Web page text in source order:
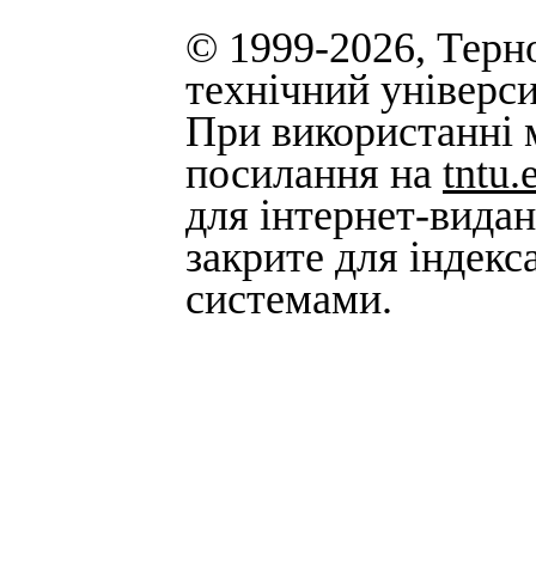
© 1999-2026,
технічний
При використанні
посилання на
для інтернет-
закрите для
системами.